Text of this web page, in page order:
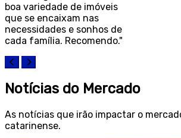
Notícias do Mercado
As notícias que irão impactar o
catarinense.